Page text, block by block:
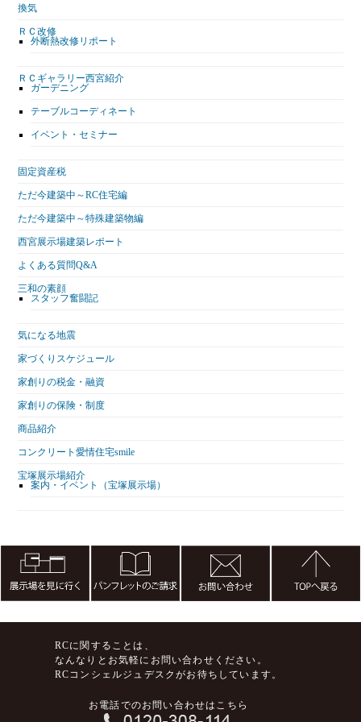
換気
ＲＣ改修
外断熱改修リポート
ＲＣギャラリー西宮紹介
ガーデニング
テーブルコーディネート
イベント・セミナー
固定資産税
ただ今建築中～RC住宅編
ただ今建築中～特殊建築物編
西宮展示場建築レポート
よくある質問Q&A
三和の素顔
スタッフ奮闘記
気になる地震
家づくりスケジュール
家創りの税金・融資
家創りの保険・制度
商品紹介
コンクリート愛情住宅smile
宝塚展示場紹介
案内・イベント（宝塚展示場）
RCに関することは、
なんなりとお気軽にお問い合わせください。
RCコンシェルジュデスクがお待ちしています。
お電話でのお問い合わせはこちら